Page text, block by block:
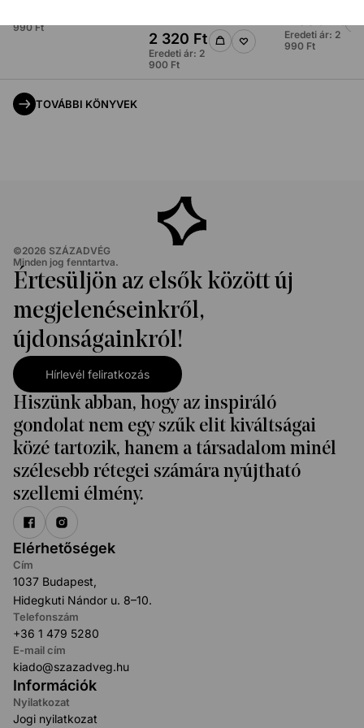
990Ft
2 320 Ft
Eredeti ár: 2
900 Ft
Eredeti ár: 2
990 Ft
TOVÁBBI KÖNYVEK
©2026 SZÁZADVÉG
Minden jog fenntartva.
Értesüljön az elsők között új
megjelenéseinkről,
újdonságainkról!
Hírlevél feliratkozás
Hiszünk abban, hogy az inspiráló
gondolat nem egy szűk elit kiváltságai
közé tartozik, hanem a társadalom minél
szélesebb rétegei számára nyújtható
szellemi élmény.
Információk
Nyilatkozat
Jogi nyilatkozat
Elérhetőségek
Cím
1037 Budapest,
Hidegkuti Nándor u. 8–10.
Telefonszám
+36 1 479 5280
E-mail cím
kiado@szazadveg.hu